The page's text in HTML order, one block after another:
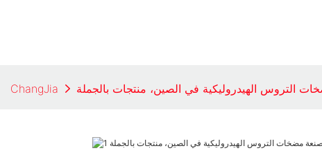
ChangJia التروس الهيدروليكية في الصين، منتجات بالجملة